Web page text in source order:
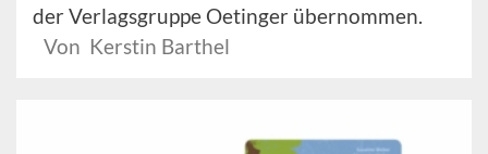
der Verlagsgruppe Oetinger übernommen.
Von Kerstin Barthel